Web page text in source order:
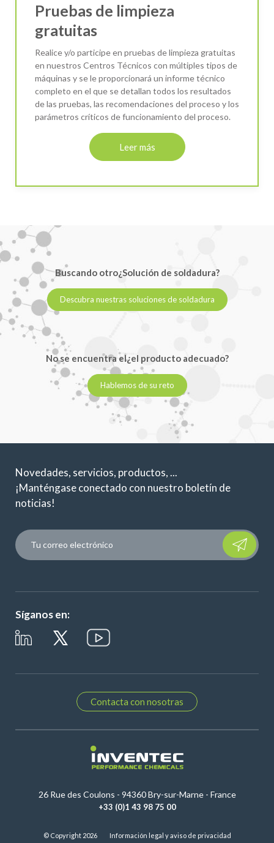
Pruebas de limpieza
gratuitas
Realice y/o participe en pruebas de limpieza gratuitas
en nuestros Centros Técnicos con múltiples tipos de
máquinas y se le proporcionará un informe técnico
completo en el que se detallan todos los resultados
de las pruebas, las recomendaciones del proceso y los
parámetros críticos de funcionamiento del proceso.
Leer más
Buscando otro¿Solución de soldadura?
Descubra nuestras soluciones de soldadura
No se encuentra el¿el producto adecuado?
Hablemos de su reto
Novedades, servicios, productos, ...
¡Manténgase conectado con nuestro boletín de
noticias!
Please
Síganos en:
Contacta con nosotras
26 Rue des Coulons - 94360 Bry-sur-Marne - France
+33 (0)1 43 98 75 00
© Copyright 2026 Información legal y aviso de privacidad